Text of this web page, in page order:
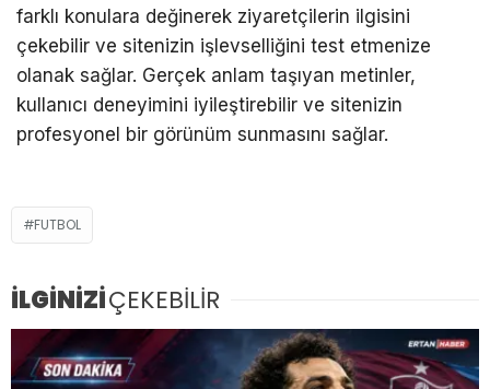
farklı konulara değinerek ziyaretçilerin ilgisini
çekebilir ve sitenizin işlevselliğini test etmenize
olanak sağlar. Gerçek anlam taşıyan metinler,
kullanıcı deneyimini iyileştirebilir ve sitenizin
profesyonel bir görünüm sunmasını sağlar.
FUTBOL
İLGİNİZİÇEKEBİLİR